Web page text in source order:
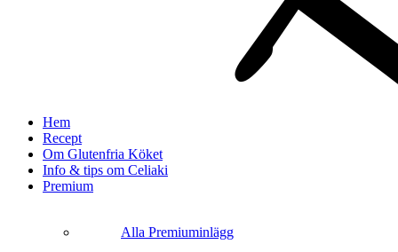
search
Menu
Hem
Recept
Om Glutenfria Köket
Info & tips om Celiaki
Premium
Alla Premiuminlägg